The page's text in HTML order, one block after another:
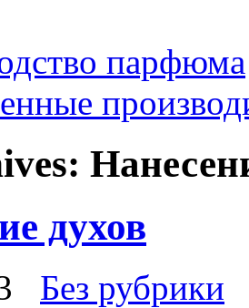
парфюма
духов
Без рубрики